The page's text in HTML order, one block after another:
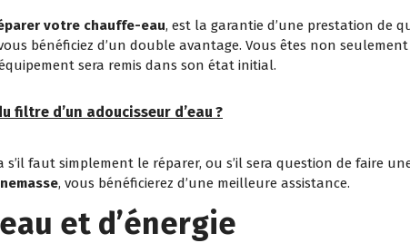
votre chauffe-eau, est la garantie d’une prestation de
bénéficiez d’un double avantage. Vous êtes non
sera remis dans son état initial.
filtre d’un adoucisseur d’eau ?
faut simplement le réparer, ou s’il sera question de faire
, vous bénéficierez d’une meilleure assistance.
et d’énergie